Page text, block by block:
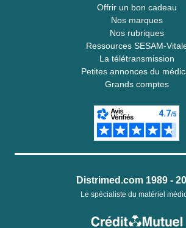
Offrir un bon cadeau
Nos marques
Nos rubriques
Ressources SESAM-
La télétransmission
Petites annonces du
Grands comptes
Distrimed.com 1989 -
Le spécialiste du matériel